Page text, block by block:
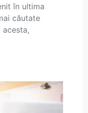
în ultima
căutate
acesta,